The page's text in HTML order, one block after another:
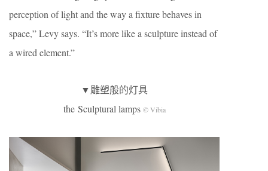
perception of light and the way a fixture behaves in
space,” Levy says. “It’s more like a sculpture instead of
a wired element.”
▼雕塑般的灯具
the Sculptural lamps © Vibia